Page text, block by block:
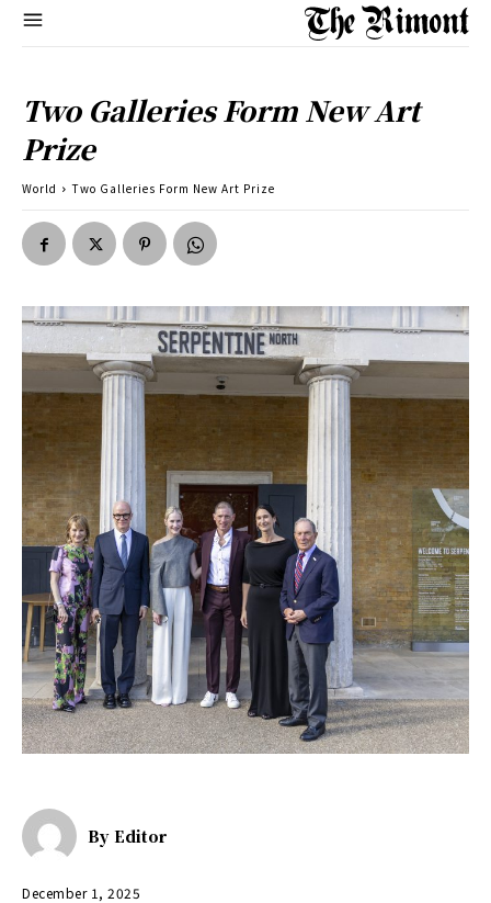
Two Galleries Form New Art
Prize
World Two Galleries Form New Art Prize
By Editor
December 1, 2025